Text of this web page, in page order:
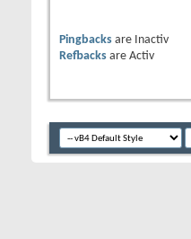
Pingbacks are
Inactiv
Refbacks are Activ